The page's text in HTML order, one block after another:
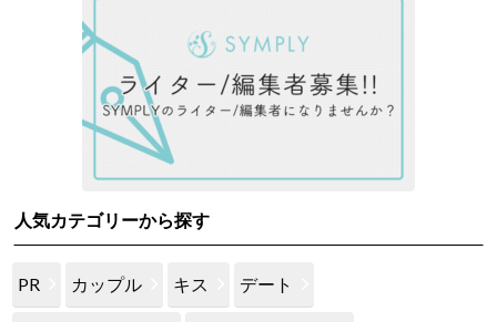
人気カテゴリーから探す
PR カップル キス デート